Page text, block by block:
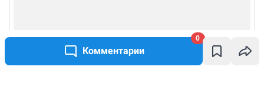
Комментарии
0